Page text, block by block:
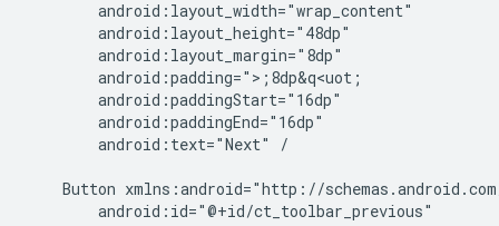
android:text="Next"
/
Button